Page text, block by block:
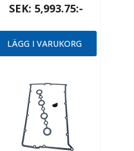
SEK: 5,993.75:-
LÄGG I VARUKORG